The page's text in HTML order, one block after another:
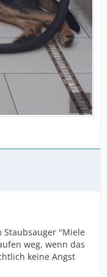
"Miele
weg, wenn das
keine Angst